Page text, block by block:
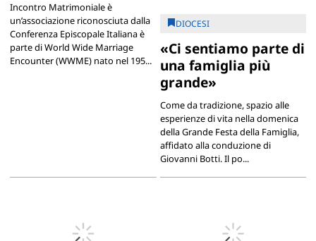
Incontro Matrimoniale è
un’associazione riconosciuta dalla
Conferenza Episcopale Italiana è
parte di World Wide Marriage
Encounter (WWME) nato nel 195...
DIOCESI
«Ci sentiamo parte di
una famiglia più
grande»
Come da tradizione, spazio alle
esperienze di vita nella domenica
della Grande Festa della Famiglia,
affidato alla conduzione di
Giovanni Botti. Il po...